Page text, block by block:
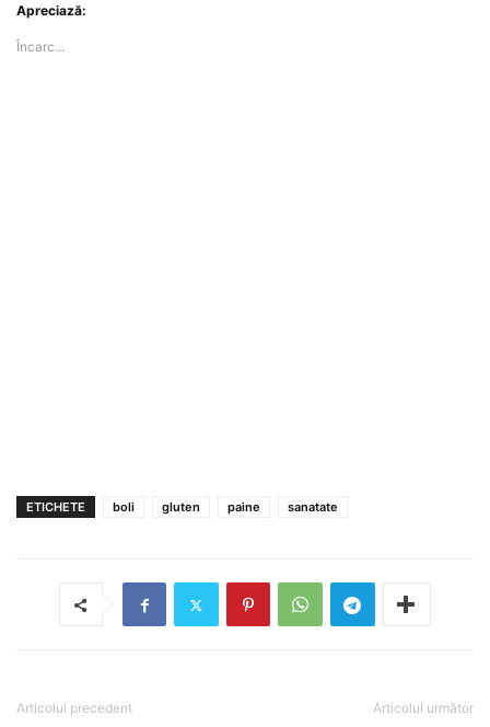
Apreciază:
Încarc...
ETICHETE boli gluten paine sanatate
Articolul precedent Articolul următor